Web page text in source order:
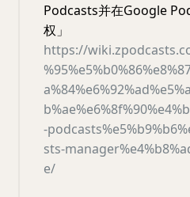
Podcasts并在Google
权」
https://
-
sts-
e/